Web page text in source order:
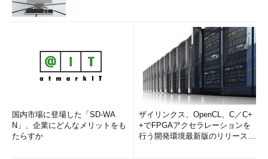
国内市場に登場した「SD-WA
N」、企業にどんなメリットをも
たらすか
ザイリンクス、OpenCL、C／C+
+でFPGAアクセラレーションを
行う開発環境最新版のリリースを